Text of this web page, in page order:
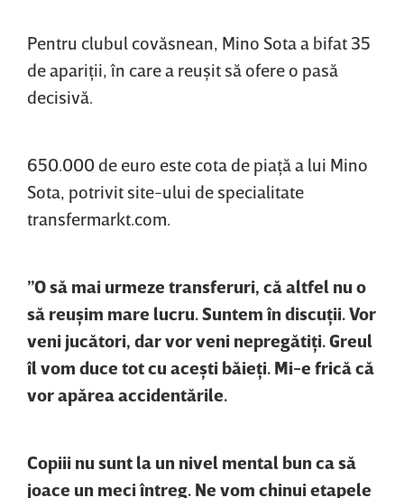
Pentru clubul covăsnean, Mino Sota a bifat 35
de apariţii, în care a reuşit să ofere o pasă
decisivă.
650.000 de euro este cota de piaţă a lui Mino
Sota, potrivit site-ului de specialitate
transfermarkt.com.
”O să mai urmeze transferuri, că altfel nu o
să reuşim mare lucru. Suntem în discuţii. Vor
veni jucători, dar vor veni nepregătiţi. Greul
îl vom duce tot cu aceşti băieţi. Mi-e frică că
vor apărea accidentările.
Copiii nu sunt la un nivel mental bun ca să
joace un meci întreg. Ne vom chinui etapele